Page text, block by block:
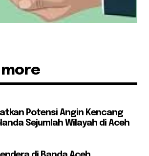
more
Potensi Angin Kencang
Sejumlah Wilayah di Aceh